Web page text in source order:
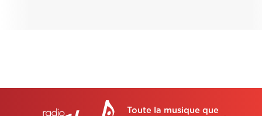
Toute la musique que